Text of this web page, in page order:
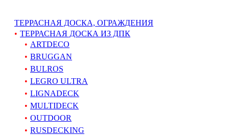
ТЕРРАСНАЯ ДОСКА, ОГРАЖДЕНИЯ
ТЕРРАСНАЯ ДОСКА ИЗ ДПК
ARTDECO
BRUGGAN
BULROS
LEGRO ULTRA
LIGNADECK
MULTIDECK
OUTDOOR
RUSDECKING